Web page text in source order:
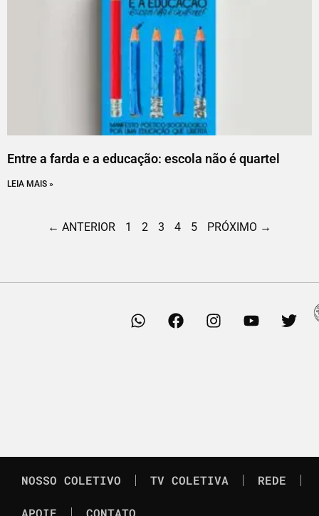
Entre a farda e a educação: escola não é quartel
LEIA MAIS »
← ANTERIOR 1 2 3 4 5 PRÓXIMO →
NOSSO COLETIVO TV COLETIVA REDE
APOIE CONTATO